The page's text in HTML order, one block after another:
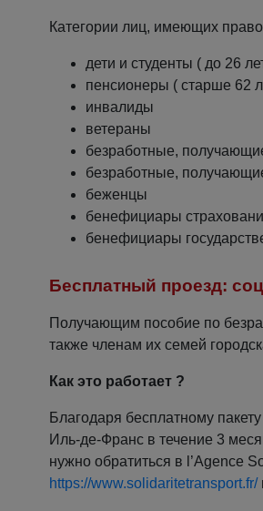
Категории лиц, имеющих
дети и студенты ( до 26
пенсионеры ( старше 62
инвалиды
ветераны
безработные,
безработные,
беженцы
бенефициары
бенефициары
Бесплатный проезд:
Получающим пособие по
также членам их семей
Как это работает ?
Благодаря бесплатному пакету
Иль-де-Франс в течение 3
нужно обратиться в l’Agence
https://www.solidaritetransport.fr/